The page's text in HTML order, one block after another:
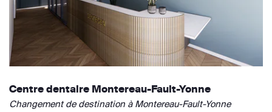
Centre dentaire Montereau-Fault-Yonne
Changement de destination à Montereau-Fault-Yonne